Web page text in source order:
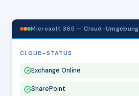
Microsoft 365 — Cloud-Umgebung
CLOUD-STATUS
Exchange Online
SharePoint